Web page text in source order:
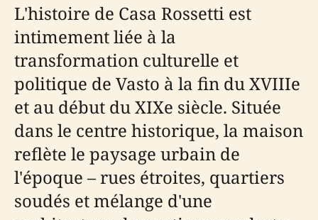
L'histoire de Casa Rossetti est
intimement liée à la
transformation culturelle et
politique de Vasto à la fin du XVIIIe
et au début du XIXe siècle. Située
dans le centre historique, la maison
reflète le paysage urbain de
l'époque – rues étroites, quartiers
soudés et mélange d'une